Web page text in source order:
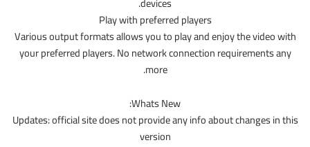
Play with preferred players
Various output formats allows you to play and enjoy the video with
your preferred players. No network connection requirements any
more.
Whats New:
Updates: official site does not provide any info about changes in this
version